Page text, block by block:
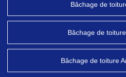
Bâchage de
Bâchage de
Bâchage de toiture